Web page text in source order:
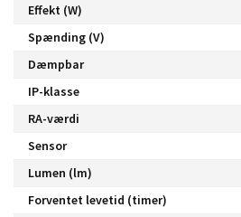
Effekt (W)
Spænding (V)
Dæmpbar
IP-klasse
RA-værdi
Sensor
Lumen (lm)
Forventet levetid (timer)